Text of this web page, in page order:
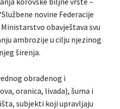
novine Federacije
obavještava svu
ambrozije u cilju njezinog
širenja.
obrađenog i
oranica, livada), šuma i
subjekti koji upravljaju